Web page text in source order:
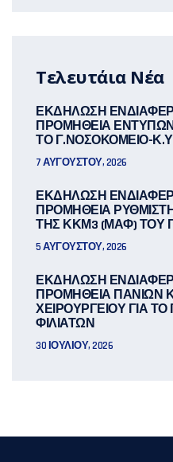
Τελευτάια Νέα
ΕΚΔΗΛΩΣΗ
ΠΡΟΜΗΘΕΙΑ ΕΝΤΥΠΩΝ
ΤΟ Γ.ΝΟΣΟΚΟΜΕΙΟ-
7 ΑΥΓΟΎΣΤΟΥ, 2026
ΕΚΔΗΛΩΣΗ
ΠΡΟΜΗΘΕΙΑ ΡΥΘΜΙΣΤΗ
ΤΗΣ ΚΚΜ3 (ΜΑΦ) ΤΟΥ
5 ΑΥΓΟΎΣΤΟΥ, 2026
ΕΚΔΗΛΩΣΗ
ΠΡΟΜΗΘΕΙΑ ΠΑΝΙΩΝ
ΧΕΙΡΟΥΡΓΕΙΟΥ ΓΙΑ
ΦΙΛΙΑΤΩΝ
30 ΙΟΥΛΊΟΥ, 2026